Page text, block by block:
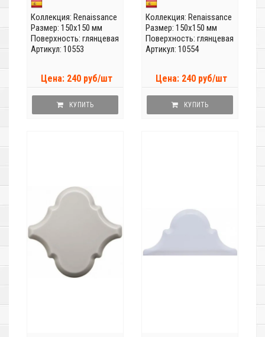
Коллекция: Renaissance
Размер: 150x150 мм
Поверхность: глянцевая
Артикул: 10553
Цена: 240 руб/шт
КУПИТЬ
Коллекция: Renaissance
Размер: 150x150 мм
Поверхность: глянцевая
Артикул: 10554
Цена: 240 руб/шт
КУПИТЬ